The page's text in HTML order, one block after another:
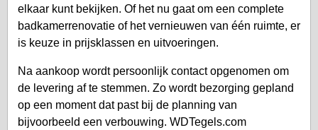
elkaar kunt bekijken. Of het nu gaat om een complete
badkamerrenovatie of het vernieuwen van één ruimte, er
is keuze in prijsklassen en uitvoeringen.
Na aankoop wordt persoonlijk contact opgenomen om
de levering af te stemmen. Zo wordt bezorging gepland
op een moment dat past bij de planning van
bijvoorbeeld een verbouwing. WDTegels.com